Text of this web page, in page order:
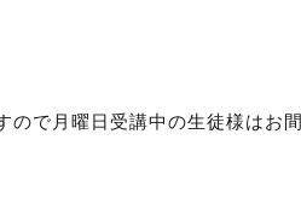
ので月曜日受講中の生徒様はお間